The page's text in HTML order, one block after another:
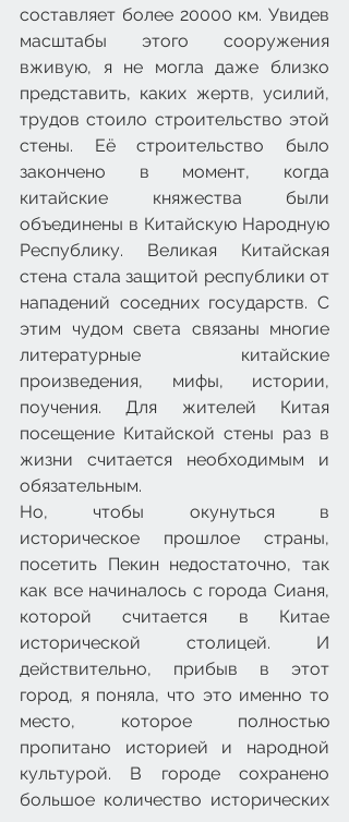
составляет более 20000 км. Увидев
масштабы этого сооружения
вживую, я не могла даже близко
представить, каких жертв, усилий,
трудов стоило строительство этой
стены. Её строительство было
закончено в момент, когда
китайские княжества были
объединены в Китайскую Народную
Республику. Великая Китайская
стена стала защитой республики от
нападений соседних государств. С
этим чудом света связаны многие
литературные китайские
произведения, мифы, истории,
поучения. Для жителей Китая
посещение Китайской стены раз в
жизни считается необходимым и
обязательным.
Но, чтобы окунуться в
историческое прошлое страны,
посетить Пекин недостаточно, так
как все начиналось с города Сианя,
которой считается в Китае
исторической столицей. И
действительно, прибыв в этот
город, я поняла, что это именно то
место, которое полностью
пропитано историей и народной
культурой. В городе сохранено
большое количество исторических